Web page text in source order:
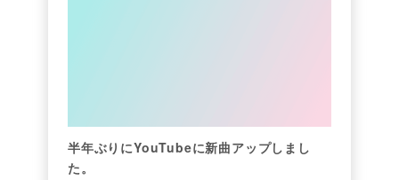
半年ぶりにYouTubeに新曲アップしまし
た。